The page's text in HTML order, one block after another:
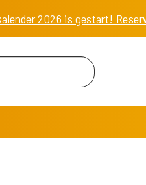
2026 is gestart!